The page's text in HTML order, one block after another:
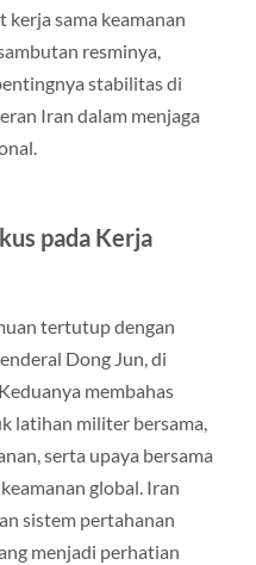
sama keamanan
resminya,
stabilitas di
Iran dalam menjaga
pada Kerja
tertutup dengan
Dong Jun, di
membahas
latihan militer bersama,
serta upaya bersama
global. Iran
sistem pertahanan
menjadi perhatian